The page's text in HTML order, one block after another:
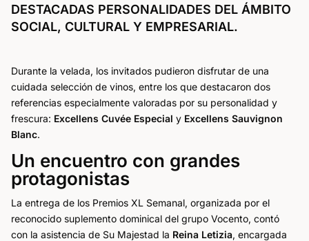
DESTACADAS PERSONALIDADES DEL ÁMBITO
SOCIAL, CULTURAL Y EMPRESARIAL.
Durante la velada, los invitados pudieron disfrutar de una
cuidada selección de vinos, entre los que destacaron dos
referencias especialmente valoradas por su personalidad y
frescura: Excellens Cuvée Especial y Excellens Sauvignon
Blanc.
Un encuentro con grandes
protagonistas
La entrega de los Premios XL Semanal, organizada por el
reconocido suplemento dominical del grupo Vocento, contó
con la asistencia de Su Majestad la Reina Letizia, encargada